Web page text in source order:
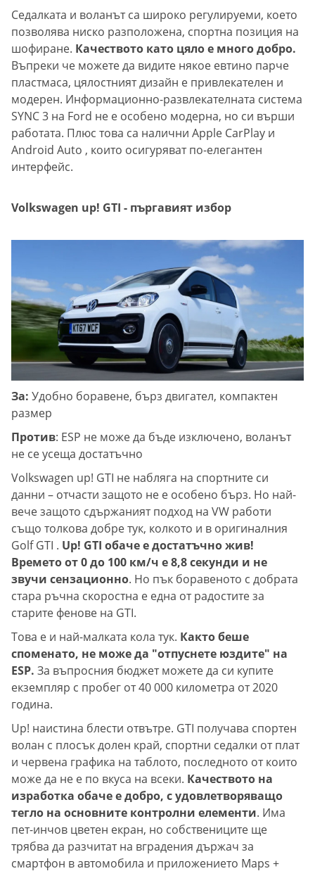
Седалката и воланът са широко регулируеми, което
позволява ниско разположена, спортна позиция на
шофиране. Качеството като цяло е много добро.
Въпреки че можете да видите някое евтино парче
пластмаса, цялостният дизайн е привлекателен и
модерен. Информационно-развлекателната система
SYNC 3 на Ford не е особено модерна, но си върши
работата. Плюс това са налични Apple CarPlay и
Android Auto , които осигуряват по-елегантен
интерфейс.
Volkswagen up! GTI - пъргавият избор
За: Удобно боравене, бърз двигател, компактен
размер
Против: ESP не може да бъде изключено, воланът
не се усеща достатъчно
Volkswagen up! GTI не набляга на спортните си
данни – отчасти защото не е особено бърз. Но най-
вече защото сдържаният подход на VW работи
също толкова добре тук, колкото и в оригиналния
Golf GTI . Up! GTI обаче е достатъчно жив!
Времето от 0 до 100 км/ч е 8,8 секунди и не
звучи сензационно. Но пък боравеното с добрата
стара ръчна скоростна е една от радостите за
старите фенове на GTI.
Това е и най-малката кола тук. Както беше
споменато, не може да "отпуснете юздите" на
ESP. За въпросния бюджет можете да си купите
екземпляр с пробег от 40 000 километра от 2020
година.
Up! наистина блести отвътре. GTI получава спортен
волан с плосък долен край, спортни седалки от плат
и червена графика на таблото, последното от които
може да не е по вкуса на всеки. Качеството на
изработка обаче е добро, с удовлетворяващо
тегло на основните контролни елементи. Има
пет-инчов цветен екран, но собствениците ще
трябва да разчитат на вградения държач за
смартфон в автомобила и приложението Maps +